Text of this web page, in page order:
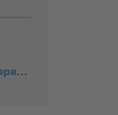
Imprint - VDE Global Services Japan Co., Ltd.